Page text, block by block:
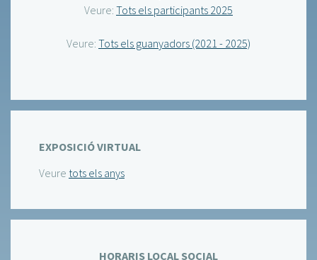
Veure: Tots els participants 2025
Veure: Tots els guanyadors (2021 - 2025)
EXPOSICIÓ VIRTUAL
Veure tots els anys
HORARIS LOCAL SOCIAL